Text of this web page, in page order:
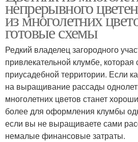
непрерывного
из многолетних
готовые схемы
Редкий владелец загородного
привлекательной клумбе, которая
приусадебной территории. Если
на выращивание рассады
многолетних цветов станет
более для оформления клумбы
если вы не выращиваете сами
немалые финансовые затраты.